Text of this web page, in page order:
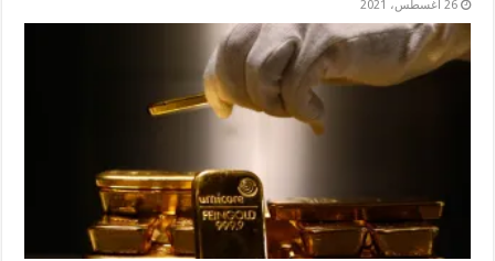
26 أغسطس، 2021